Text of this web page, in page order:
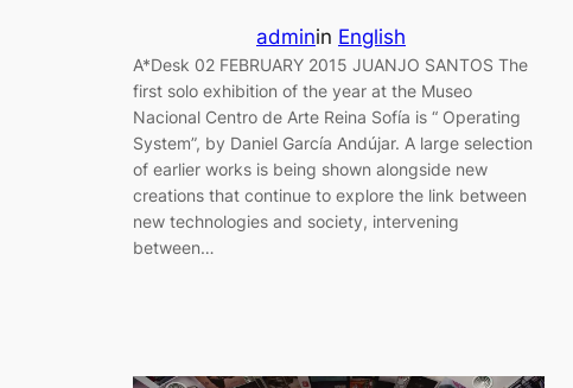
adminin English
A*Desk 02 FEBRUARY 2015 JUANJO SANTOS The
first solo exhibition of the year at the Museo
Nacional Centro de Arte Reina Sofía is “ Operating
System”, by Daniel García Andújar. A large selection
of earlier works is being shown alongside new
creations that continue to explore the link between
new technologies and society, intervening
between…